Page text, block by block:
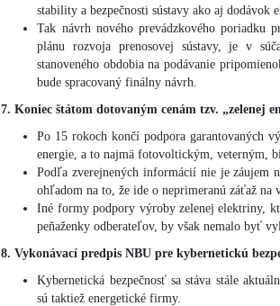
stability a bezpečnosti sústavy ako aj dodávok
Tak návrh nového prevádzkového poriadku
plánu rozvoja prenosovej sústavy, je v
stanoveného obdobia na podávanie
bude spracovaný finálny návrh.
7. Koniec štátom dotovaným cenám tzv. „zelenej
Po 15 rokoch končí podpora garantovaných
energie, a to najmä fotovoltickým, veterným,
Podľa zverejnených informácií nie je záujem
ohľadom na to, že ide o neprimeranú záťaž na
Iné formy podpory výroby zelenej elektriny,
peňaženky odberateľov, by však nemalo byť
8. Vykonávací predpis NBU pre kybernetickú
Kybernetická bezpečnosť sa stáva stále
sú taktiež energetické firmy.